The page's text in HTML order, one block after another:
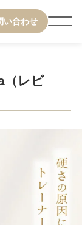
（レビ
い合わせ